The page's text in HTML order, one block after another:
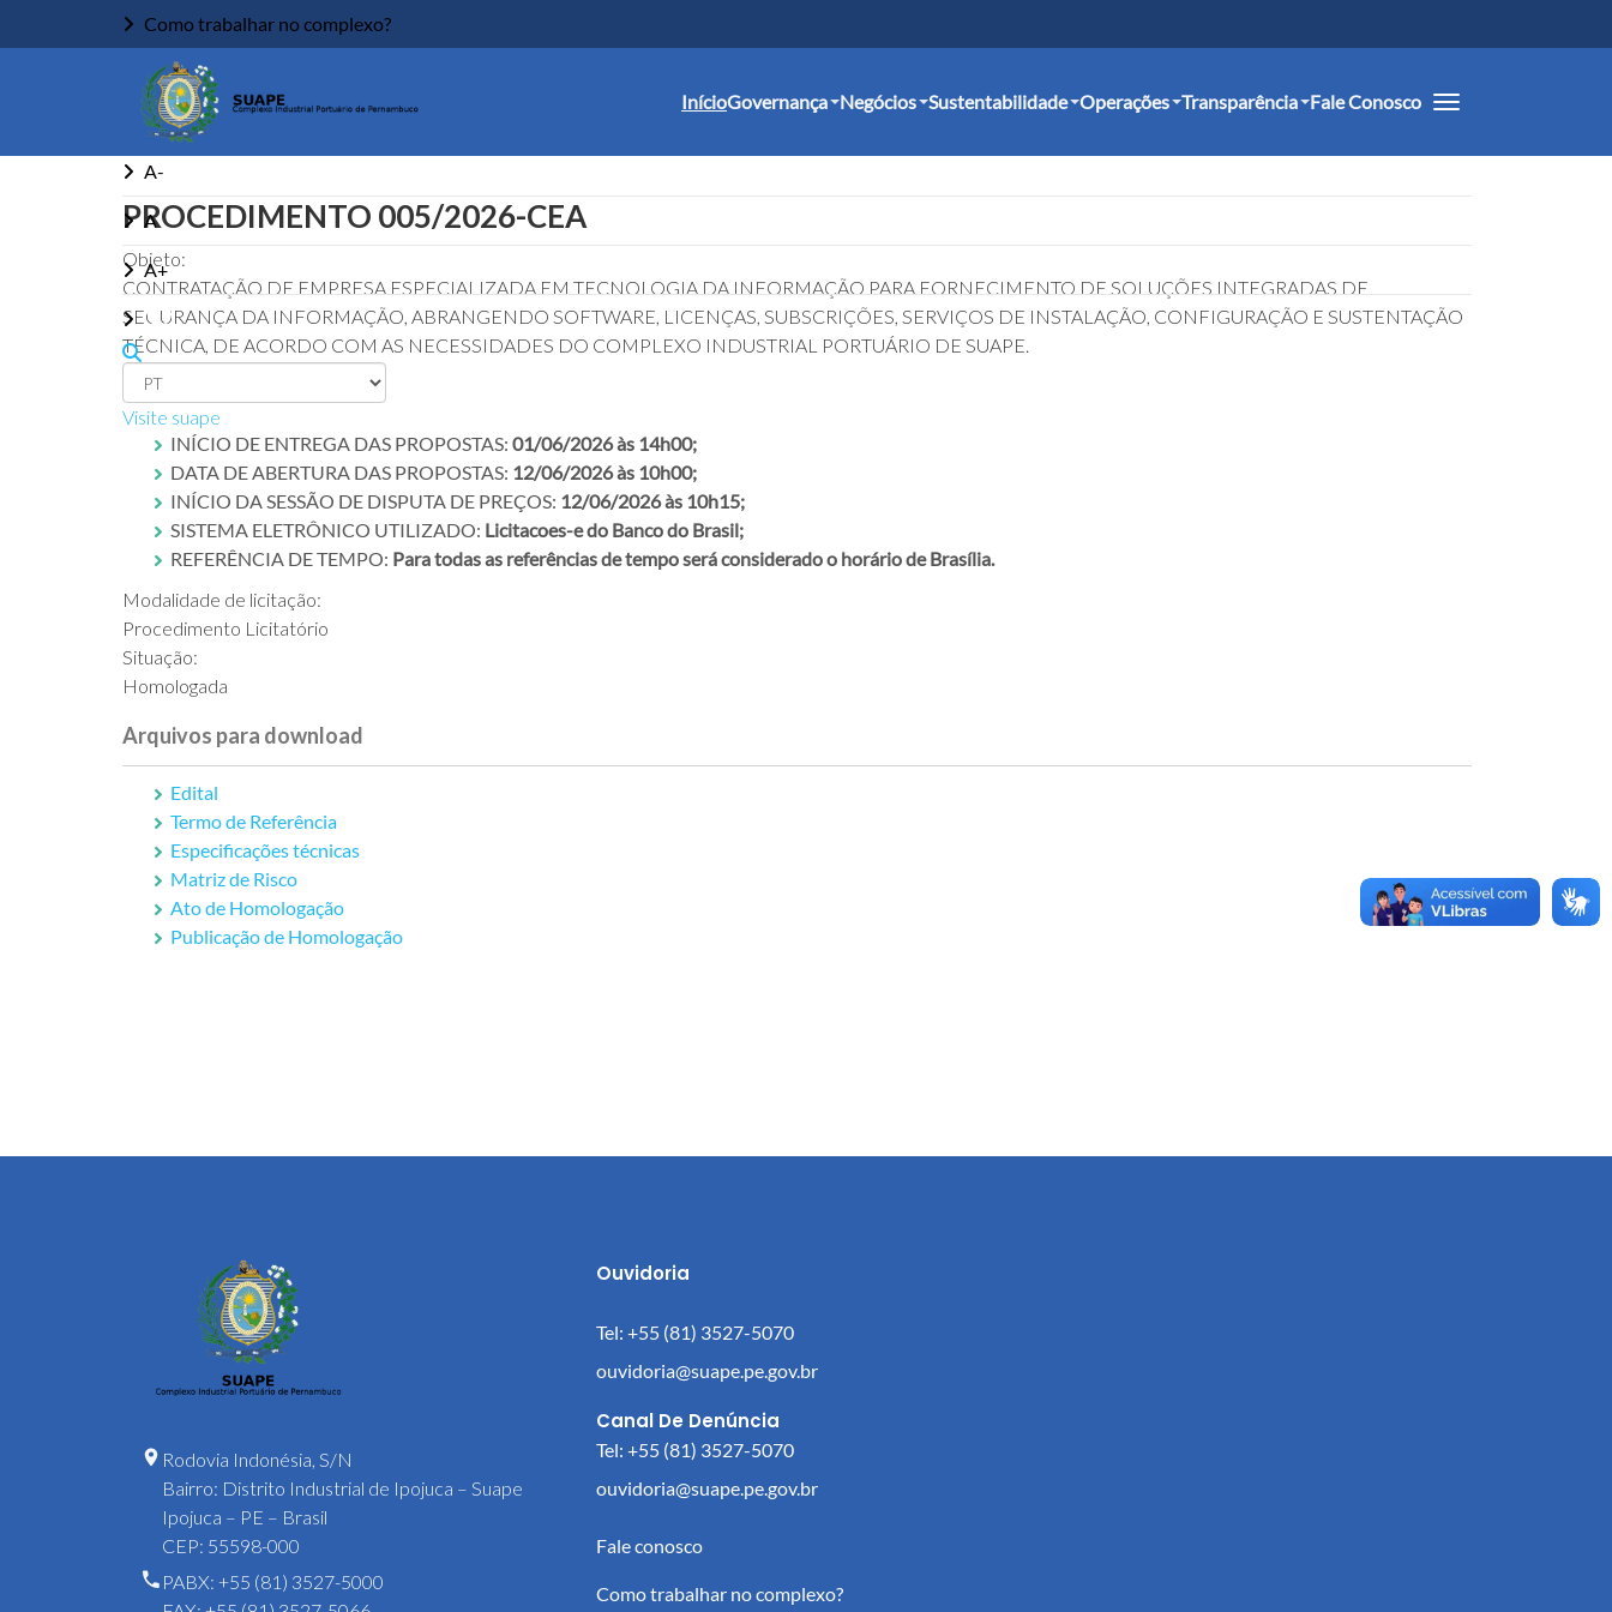
Como trabalhar no complexo?
Ouvidoria
Acessibilidade
A-
A
A+
Visite suape
InícioGovernança Negócios Sustentabilidade Operações Transparência Fale Conosco
Início
PROCEDIMENTO 005/2026-CEA
Objeto:
CONTRATAÇÃO DE EMPRESA ESPECIALIZADA EM TECNOLOGIA DA INFORMAÇÃO PARA FORNECIMENTO DE SOLUÇÕES INTEGRADAS DE
SEGURANÇA DA INFORMAÇÃO, ABRANGENDO SOFTWARE, LICENÇAS, SUBSCRIÇÕES, SERVIÇOS DE INSTALAÇÃO, CONFIGURAÇÃO E SUSTENTAÇÃO
TÉCNICA, DE ACORDO COM AS NECESSIDADES DO COMPLEXO INDUSTRIAL PORTUÁRIO DE SUAPE.
Descrição:
INÍCIO DE ENTREGA DAS PROPOSTAS: 01/06/2026 às 14h00;
DATA DE ABERTURA DAS PROPOSTAS: 12/06/2026 às 10h00;
INÍCIO DA SESSÃO DE DISPUTA DE PREÇOS: 12/06/2026 às 10h15;
SISTEMA ELETRÔNICO UTILIZADO: Licitacoes-e do Banco do Brasil;
REFERÊNCIA DE TEMPO: Para todas as referências de tempo será considerado o horário de Brasília.
Modalidade de licitação:
Procedimento Licitatório
Situação:
Homologada
Arquivos para download
Edital
Termo de Referência
Especificações técnicas
Matriz de Risco
Ato de Homologação
Publicação de Homologação
Rodovia Indonésia, S/N
Bairro: Distrito Industrial de Ipojuca – Suape
Ipojuca – PE – Brasil
CEP: 55598-000
PABX: +55 (81) 3527-5000
Ouvidoria
Tel: +55 (81) 3527-5070
ouvidoria@suape.pe.gov.br
Canal De Denúncia
Tel: +55 (81) 3527-5070
ouvidoria@suape.pe.gov.br
Fale conosco
Como trabalhar no complexo?